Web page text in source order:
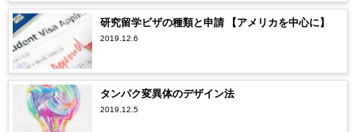
研究留学ビザの種類と申請 【アメリカを中心に】
2019.12.6
タンパク変異体のデザイン法
2019.12.5